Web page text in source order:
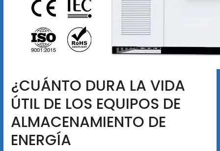
¿CUÁNTO DURA LA VIDA
ÚTIL DE LOS EQUIPOS DE
ALMACENAMIENTO DE
ENERGÍA